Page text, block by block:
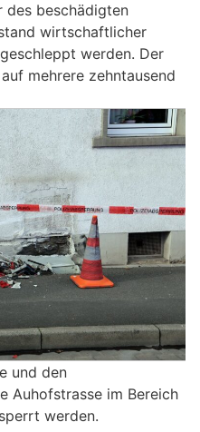
des beschädigten
wirtschaftlicher
werden. Der
mehrere zehntausend
und den
Auhofstrasse im Bereich
werden.